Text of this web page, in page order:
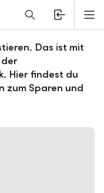
Das ist mit
Hier findest du
zum Sparen und